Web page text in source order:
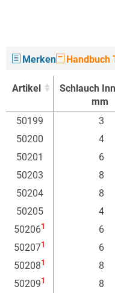
Merken Handbuch
Artikel
Schlauch
mm
Artikel
Schlauch
50199 3
50200
4
50201
6
50203
8
50204
8
50205
4
502061 6
502071 6
502081 8
502091 8